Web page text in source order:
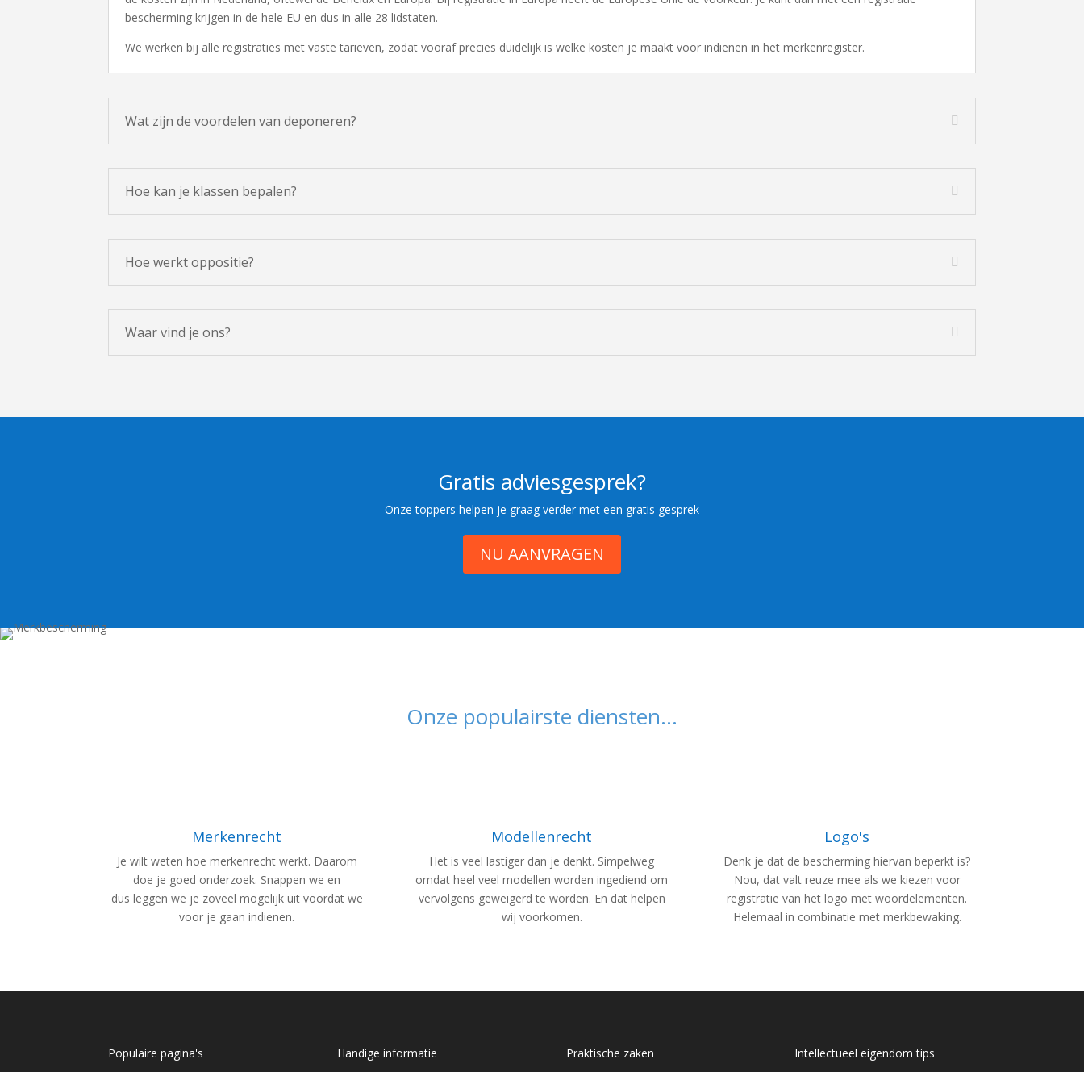
bescherming krijgen in de hele EU en dus in alle 28 lidstaten.
We werken bij alle registraties met vaste tarieven, zodat vooraf precies duidelijk is welke kosten je maakt voor indienen in het merkenregister.
Wat zijn de voordelen van deponeren?
Hoe kan je klassen bepalen?
Hoe werkt oppositie?
Waar vind je ons?
Gratis adviesgesprek?
Onze toppers helpen je graag verder met een gratis gesprek
NU AANVRAGEN
Onze populairste diensten...
Merkenrecht
Je wilt weten hoe merkenrecht werkt. Daarom
doe je goed onderzoek. Snappen we en
dus leggen we je zoveel mogelijk uit voordat we
voor je gaan indienen.
Modellenrecht
Het is veel lastiger dan je denkt. Simpelweg
omdat heel veel modellen worden ingediend om
vervolgens geweigerd te worden. En dat helpen
wij voorkomen.
Logo's
Denk je dat de bescherming hiervan beperkt is?
Nou, dat valt reuze mee als we kiezen voor
registratie van het logo met woordelementen.
Helemaal in combinatie met merkbewaking.
Populaire pagina's Handige informatie Praktische zaken Intellectueel eigendom tips